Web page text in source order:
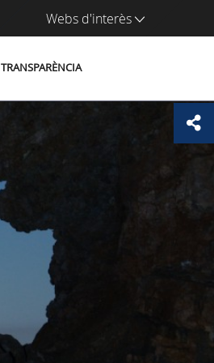
Webs d'interès
TRANSPARÈNCIA